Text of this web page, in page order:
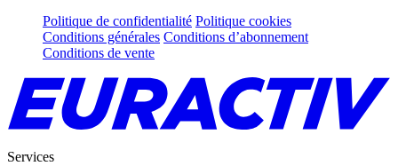
Politique de confidentialité Politique cookies
Conditions générales Conditions d’abonnement
Conditions de vente
Services